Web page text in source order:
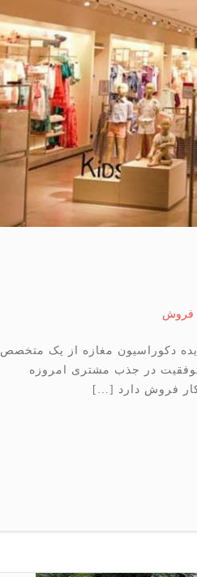
فروش
دکوراسیون مغازه از یک متخصص
در جذب مشتری امروزه
فروش دارد […]